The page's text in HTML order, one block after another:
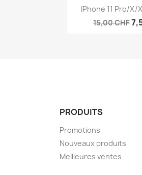
Aperçu
IPhone 11 Pro/X/
15,00 CHF
PRODUITS
Promotions
Nouveaux produits
Meilleures ventes